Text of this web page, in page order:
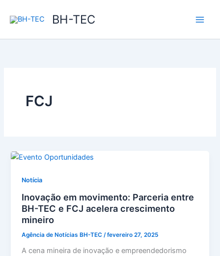
para
conteúdo
BH-TEC
FCJ
Notícia
Inovação em movimento: Parceria entre
BH-TEC e FCJ acelera crescimento
mineiro
Agência de Notícias BH-TEC /fevereiro 27, 2025
A cena mineira de inovação e empreendedorismo